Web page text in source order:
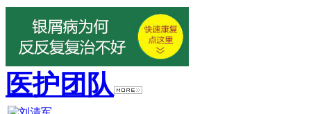
医护团队